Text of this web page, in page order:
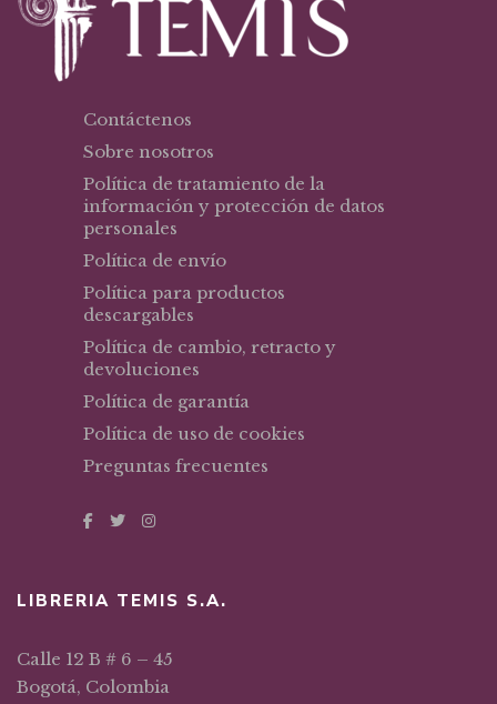
Contáctenos
Sobre nosotros
Política de tratamiento de la
información y protección de datos
personales
Política de envío
Política para productos
descargables
Política de cambio, retracto y
devoluciones
Política de garantía
Política de uso de cookies
Preguntas frecuentes
LIBRERIA TEMIS S.A.
Calle 12 B # 6 – 45
Bogotá, Colombia